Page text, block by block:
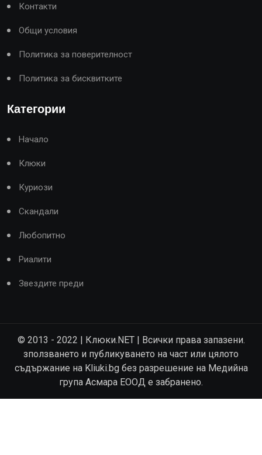
Контакти
Общи условия
Политика за поверителност
Политика за бисквитките
Категории
Начало
Клюки
Куриози
Скандали
Любопитно
Риалити
Звездите преди
© 2013 - 2022 | Клюки.NET | Всички права запазени.
зползването и публикуването на част или цялото
съдържание на Kliuki.bg без разрешение на Медийна
група Асмара ЕООД е забранено.